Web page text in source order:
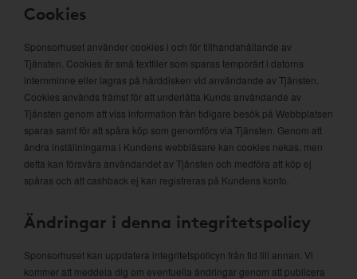
Cookies
Sponsorhuset använder cookies i och för tillhandahållande av
Tjänsten. Cookies är små textfiler som sparas temporärt i datorns
internminne eller lagras på hårddisken vid användande av Tjänsten.
Cookies används främst för att underlätta Kunds användande av
Tjänsten genom att viss information från tidigare besök på Webbplatsen
sparas samt för att spåra köp som genomförs via Tjänsten. Genom att
ändra inställningarna i Kundens webbläsare kan cookies nekas, men
detta kan försvåra användandet av Tjänsten och medföra att köp ej
spåras och att cashback ej kan registreras på Kundens konto.
Ändringar i denna integritetspolicy
Sponsorhuset kan uppdatera integritetspolicyn från tid till annan. Vi
kommer att meddela dig om eventuella ändringar genom att publicera